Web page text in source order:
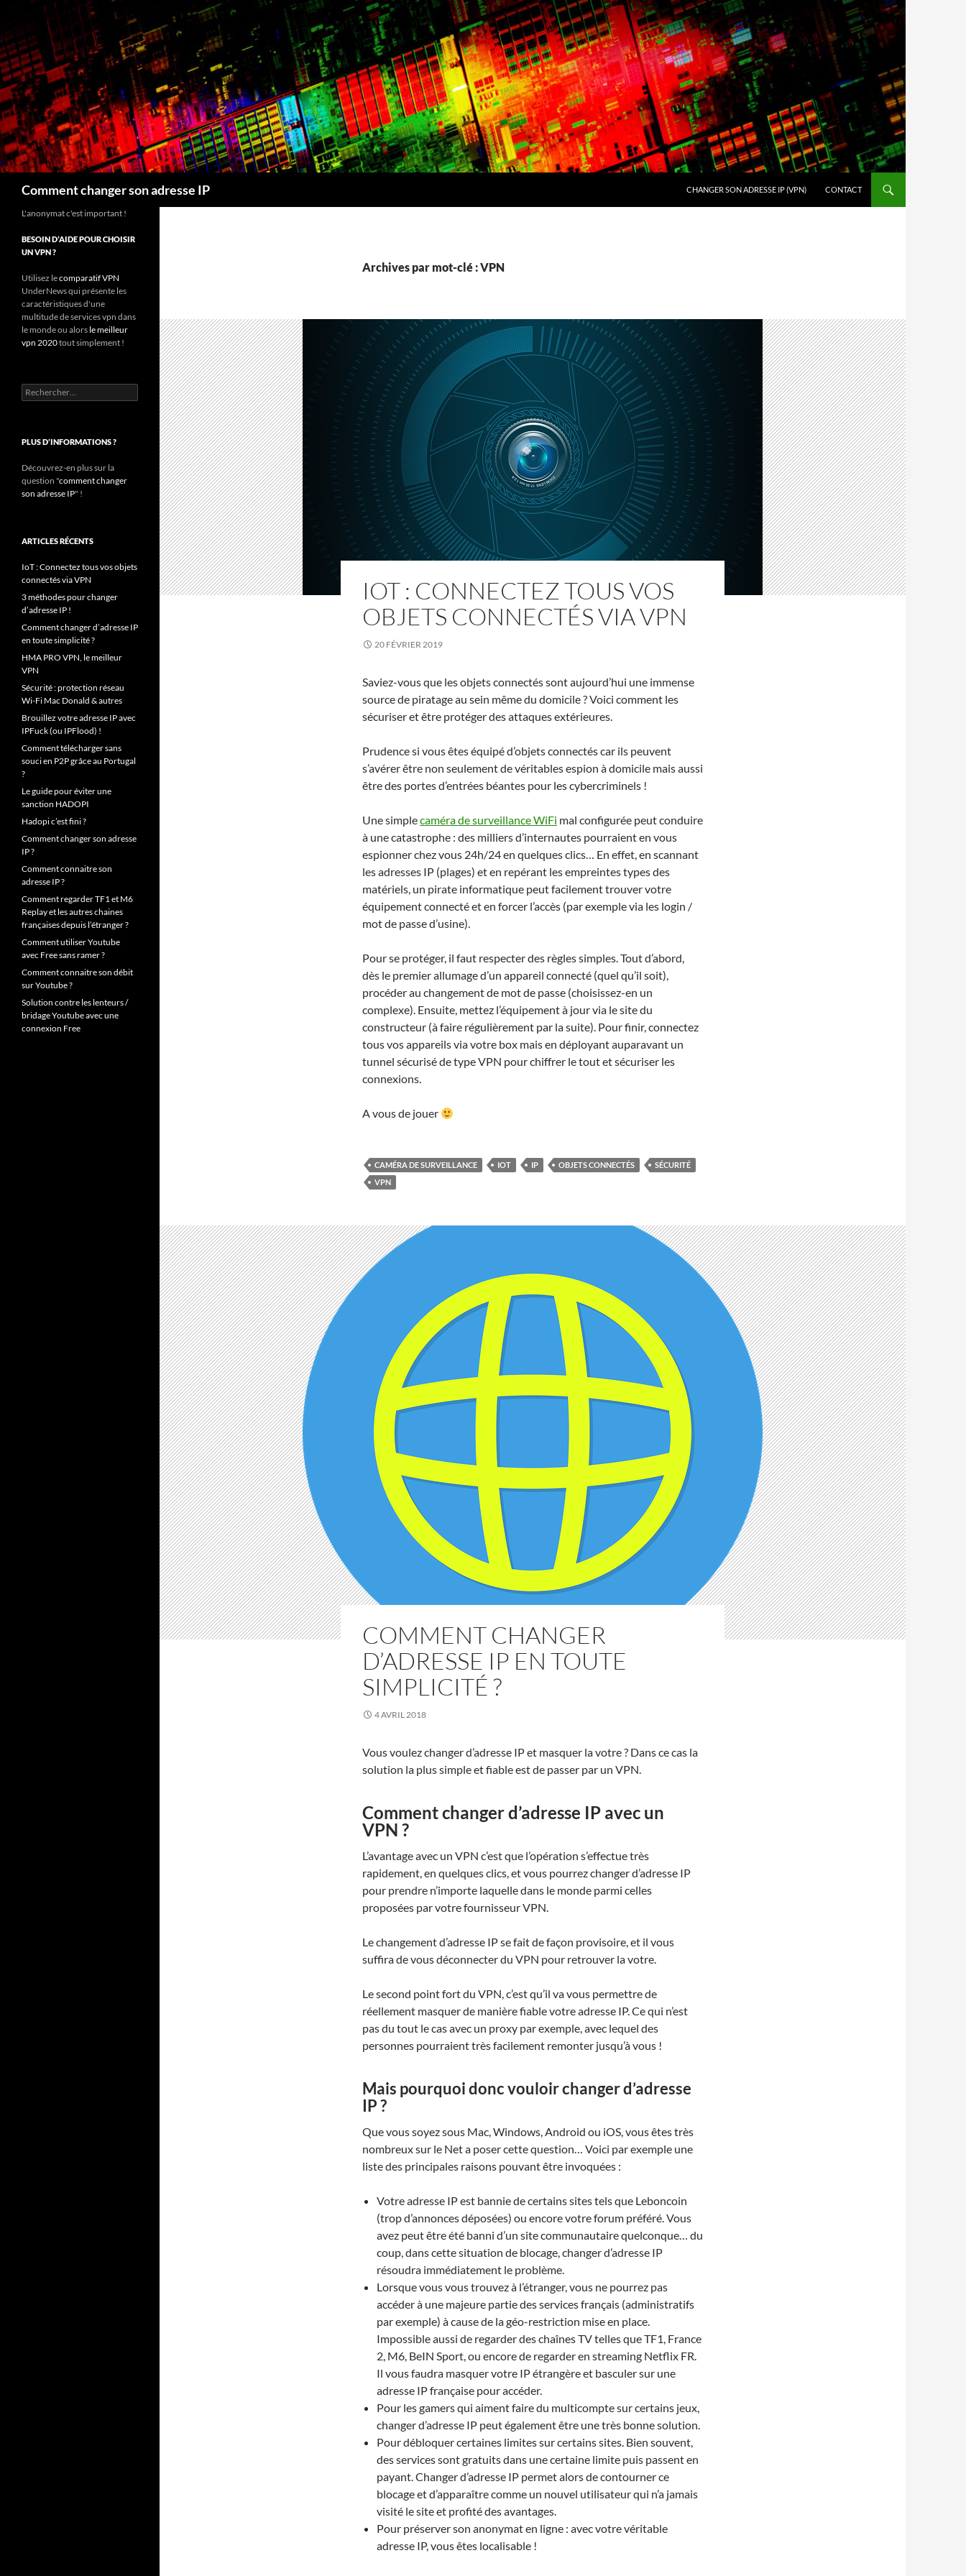
Comment changer son adresse IP
CHANGER SON ADRESSE IP (VPN)
CONTACT
Archives par mot-clé : VPN
IOT : CONNECTEZ TOUS VOS
OBJETS CONNECTÉS VIA VPN
20 FÉVRIER 2019
Saviez-vous que les objets connectés sont aujourd’hui une immense
source de piratage au sein même du domicile ? Voici comment les
sécuriser et être protéger des attaques extérieures.
Prudence si vous êtes équipé d’objets connectés car ils peuvent
s’avérer être non seulement de véritables espion à domicile mais aussi
être des portes d’entrées béantes pour les cybercriminels !
Une simplecaméra de surveillance WiFi mal configurée peut conduire
à une catastrophe : des milliers d’internautes pourraient en vous
espionner chez vous 24h/24 en quelques clics… En effet, en scannant
les adresses IP (plages) et en repérant les empreintes types des
matériels, un pirate informatique peut facilement trouver votre
équipement connecté et en forcer l’accès (par exemple via les login /
mot de passe d’usine).
Pour se protéger, il faut respecter des règles simples. Tout d’abord,
dès le premier allumage d’un appareil connecté (quel qu’il soit),
procéder au changement de mot de passe (choisissez-en un
complexe). Ensuite, mettez l’équipement à jour via le site du
constructeur (à faire régulièrement par la suite). Pour finir, connectez
tous vos appareils via votre box mais en déployant auparavant un
tunnel sécurisé de type VPN pour chiffrer le tout et sécuriser les
connexions.
A vous de jouer
CAMÉRA DE SURVEILLANCE IOT IP OBJETS CONNECTÉS
SÉCURITÉ
VPN
COMMENT CHANGER
D’ADRESSE IP EN TOUTE
SIMPLICITÉ ?
4 AVRIL 2018
Vous voulez changer d’adresse IP et masquer la votre ? Dans ce cas la
solution la plus simple et fiable est de passer par un VPN.
Comment changer d’adresse IP avec un
VPN ?
L’avantage avec un VPN c’est que l’opération s’effectue très
rapidement, en quelques clics, et vous pourrez changer d’adresse IP
pour prendre n’importe laquelle dans le monde parmi celles
proposées par votre fournisseur VPN.
Le changement d’adresse IP se fait de façon provisoire, et il vous
suffira de vous déconnecter du VPN pour retrouver la votre.
Le second point fort du VPN, c’est qu’il va vous permettre de
réellement masquer de manière fiable votre adresse IP. Ce qui n’est
pas du tout le cas avec un proxy par exemple, avec lequel des
personnes pourraient très facilement remonter jusqu’à vous !
Mais pourquoi donc vouloir changer d’adresse
IP ?
Que vous soyez sous Mac, Windows, Android ou iOS, vous êtes très
nombreux sur le Net a poser cette question… Voici par exemple une
liste des principales raisons pouvant être invoquées :
Votre adresse IP est bannie de certains sites tels que Leboncoin
(trop d’annonces déposées) ou encore votre forum préféré. Vous
avez peut être été banni d’un site communautaire quelconque… du
coup, dans cette situation de blocage, changer d’adresse IP
résoudra immédiatement le problème.
Lorsque vous vous trouvez à l’étranger, vous ne pourrez pas
accéder à une majeure partie des services français (administratifs
par exemple) à cause de la géo-restriction mise en place.
Impossible aussi de regarder des chaînes TV telles que TF1, France
2, M6, BeIN Sport, ou encore de regarder en streaming Netflix FR.
Il vous faudra masquer votre IP étrangère et basculer sur une
adresse IP française pour accéder.
Pour les gamers qui aiment faire du multicompte sur certains jeux,
changer d’adresse IP peut également être une très bonne solution.
Pour débloquer certaines limites sur certains sites. Bien souvent,
des services sont gratuits dans une certaine limite puis passent en
payant. Changer d’adresse IP permet alors de contourner ce
blocage et d’apparaître comme un nouvel utilisateur qui n’a jamais
visité le site et profité des avantages.
Pour préserver son anonymat en ligne : avec votre véritable
adresse IP, vous êtes localisable !
L'anonymat c'est important !
BESOIN D’AIDE POUR CHOISIR
UN VPN ?
Utilisez lecomparatif VPN
UnderNews qui présente les
caractéristiques d'une
multitude de services vpn dans
le monde ou alors le meilleur
vpn 2020tout simplement !
Rechercher :
PLUS D’INFORMATIONS ?
Découvrez-en plus sur la
question "comment changer
son adresse IP" !
ARTICLES RÉCENTS
IoT : Connectez tous vos objets
connectés via VPN
3 méthodes pour changer
d’adresse IP !
Comment changer d’adresse IP
en toute simplicité ?
HMA PRO VPN, le meilleur
VPN
Sécurité : protection réseau
Wi-Fi Mac Donald & autres
Brouillez votre adresse IP avec
IPFuck (ou IPFlood) !
Comment télécharger sans
souci en P2P grâce au Portugal
?
Le guide pour éviter une
sanction HADOPI
Hadopi c’est fini ?
Comment changer son adresse
IP ?
Comment connaitre son
adresse IP ?
Comment regarder TF1 et M6
Replay et les autres chaines
françaises depuis l’étranger ?
Comment utiliser Youtube
avec Free sans ramer ?
Comment connaitre son débit
sur Youtube ?
Solution contre les lenteurs /
bridage Youtube avec une
connexion Free